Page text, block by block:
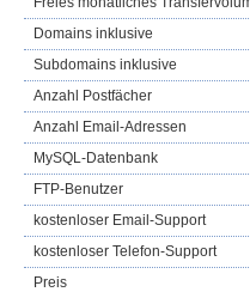
Domains inklusive
Subdomains inklusive
Anzahl Postfächer
Anzahl Email-Adressen
MySQL-Datenbank
FTP-Benutzer
kostenloser Email-Support
kostenloser Telefon-Support
Preis